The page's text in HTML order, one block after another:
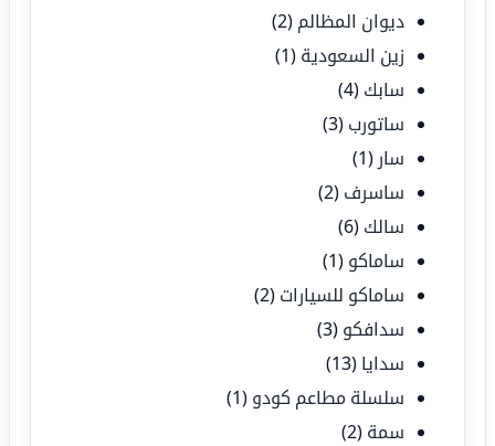
ديوان المظالم (2)
زين السعودية (1)
سابك (4)
ساتورب (3)
سار (1)
ساسرف (2)
سالك (6)
ساماكو (1)
ساماكو للسيارات (2)
سدافكو (3)
سدايا (13)
سلسلة مطاعم كودو (1)
سمة (2)